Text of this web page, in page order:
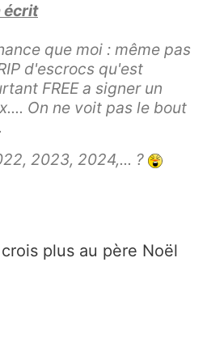
écrit
que moi : même pas
d'escrocs qu'est
FREE a signer un
On ne voit pas le bout
2023, 2024,... ?
plus au père Noël